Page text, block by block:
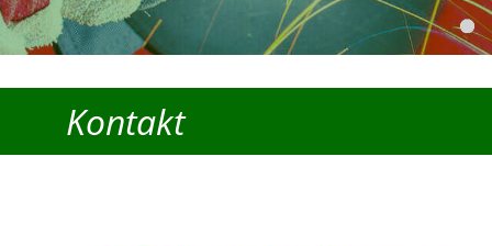
Kontakt